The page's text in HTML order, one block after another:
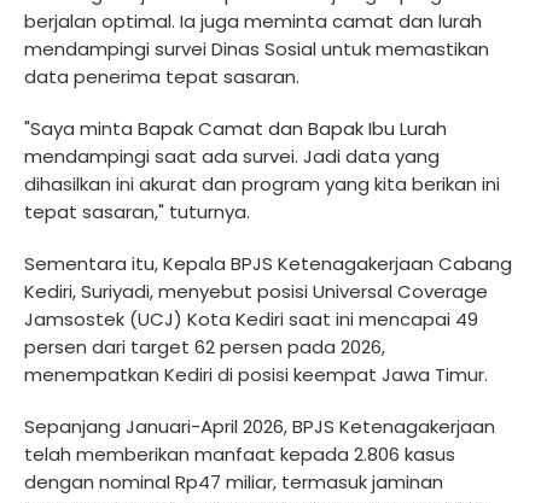
berjalan optimal. Ia juga meminta camat dan lurah
mendampingi survei Dinas Sosial untuk memastikan
data penerima tepat sasaran.
"Saya minta Bapak Camat dan Bapak Ibu Lurah
mendampingi saat ada survei. Jadi data yang
dihasilkan ini akurat dan program yang kita berikan ini
tepat sasaran," tuturnya.
Sementara itu, Kepala BPJS Ketenagakerjaan Cabang
Kediri, Suriyadi, menyebut posisi Universal Coverage
Jamsostek (UCJ) Kota Kediri saat ini mencapai 49
persen dari target 62 persen pada 2026,
menempatkan Kediri di posisi keempat Jawa Timur.
Sepanjang Januari-April 2026, BPJS Ketenagakerjaan
telah memberikan manfaat kepada 2.806 kasus
dengan nominal Rp47 miliar, termasuk jaminan